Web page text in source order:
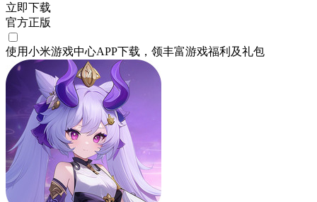
立即下载
官方正版
使用小米游戏中心APP下载 ，领丰富游戏福利 及礼包